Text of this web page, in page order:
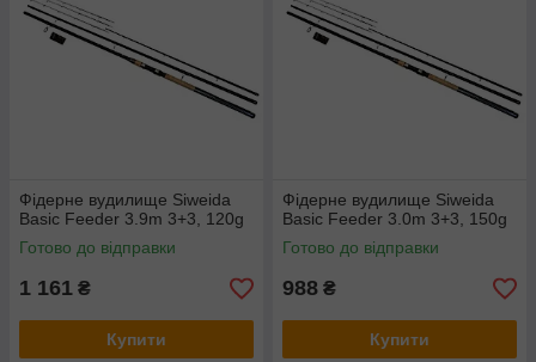
Фідерне вудилище Siweida
Basic Feeder 3.9m 3+3, 120g
Готово до відправки
1 161 ₴
Купити
Фідерне вудилище Siweida
Basic Feeder 3.0m 3+3, 150g
Готово до відправки
988 ₴
Купити